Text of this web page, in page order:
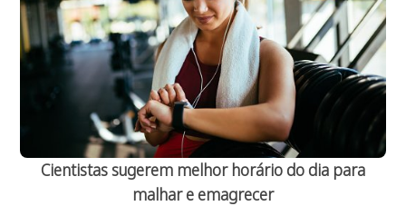
Cientistas sugerem melhor horário do dia para
malhar e emagrecer